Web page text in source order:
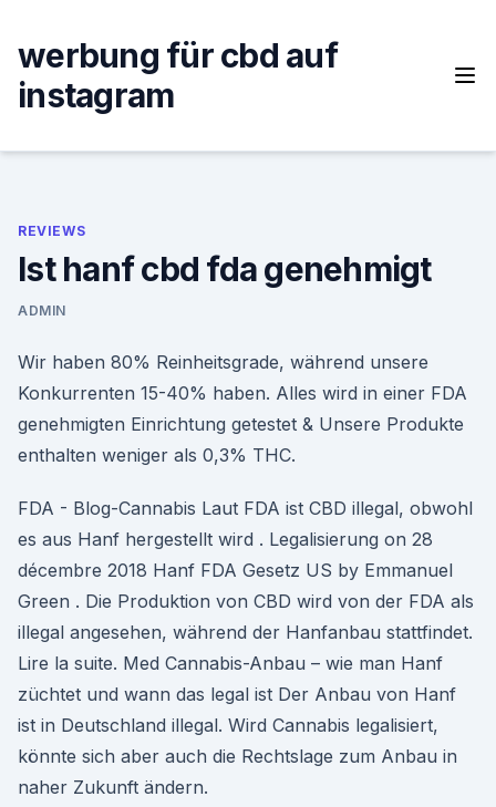
content
werbung für cbd auf
instagram
REVIEWS
Ist hanf cbd fda genehmigt
ADMIN
Wir haben 80% Reinheitsgrade, während unsere
Konkurrenten 15-40% haben. Alles wird in einer FDA
genehmigten Einrichtung getestet & Unsere Produkte
enthalten weniger als 0,3% THC.
FDA - Blog-Cannabis Laut FDA ist CBD illegal, obwohl
es aus Hanf hergestellt wird . Legalisierung on 28
décembre 2018 Hanf FDA Gesetz US by Emmanuel
Green . Die Produktion von CBD wird von der FDA als
illegal angesehen, während der Hanfanbau stattfindet.
Lire la suite. Med Cannabis-Anbau – wie man Hanf
züchtet und wann das legal ist Der Anbau von Hanf
ist in Deutschland illegal. Wird Cannabis legalisiert,
könnte sich aber auch die Rechtslage zum Anbau in
naher Zukunft ändern.